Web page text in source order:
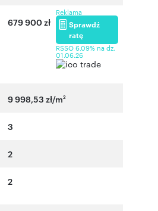
679 900 zł
Reklama
Sprawdź
ratę
RSSO 6,09% na dz.
01.06.26
9 998,53 zł/m2
3
2
2